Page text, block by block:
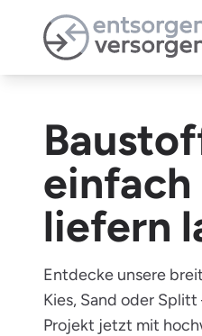
einfach
liefern
Entdecke unsere
Kies, Sand oder
Projekt jetzt mit